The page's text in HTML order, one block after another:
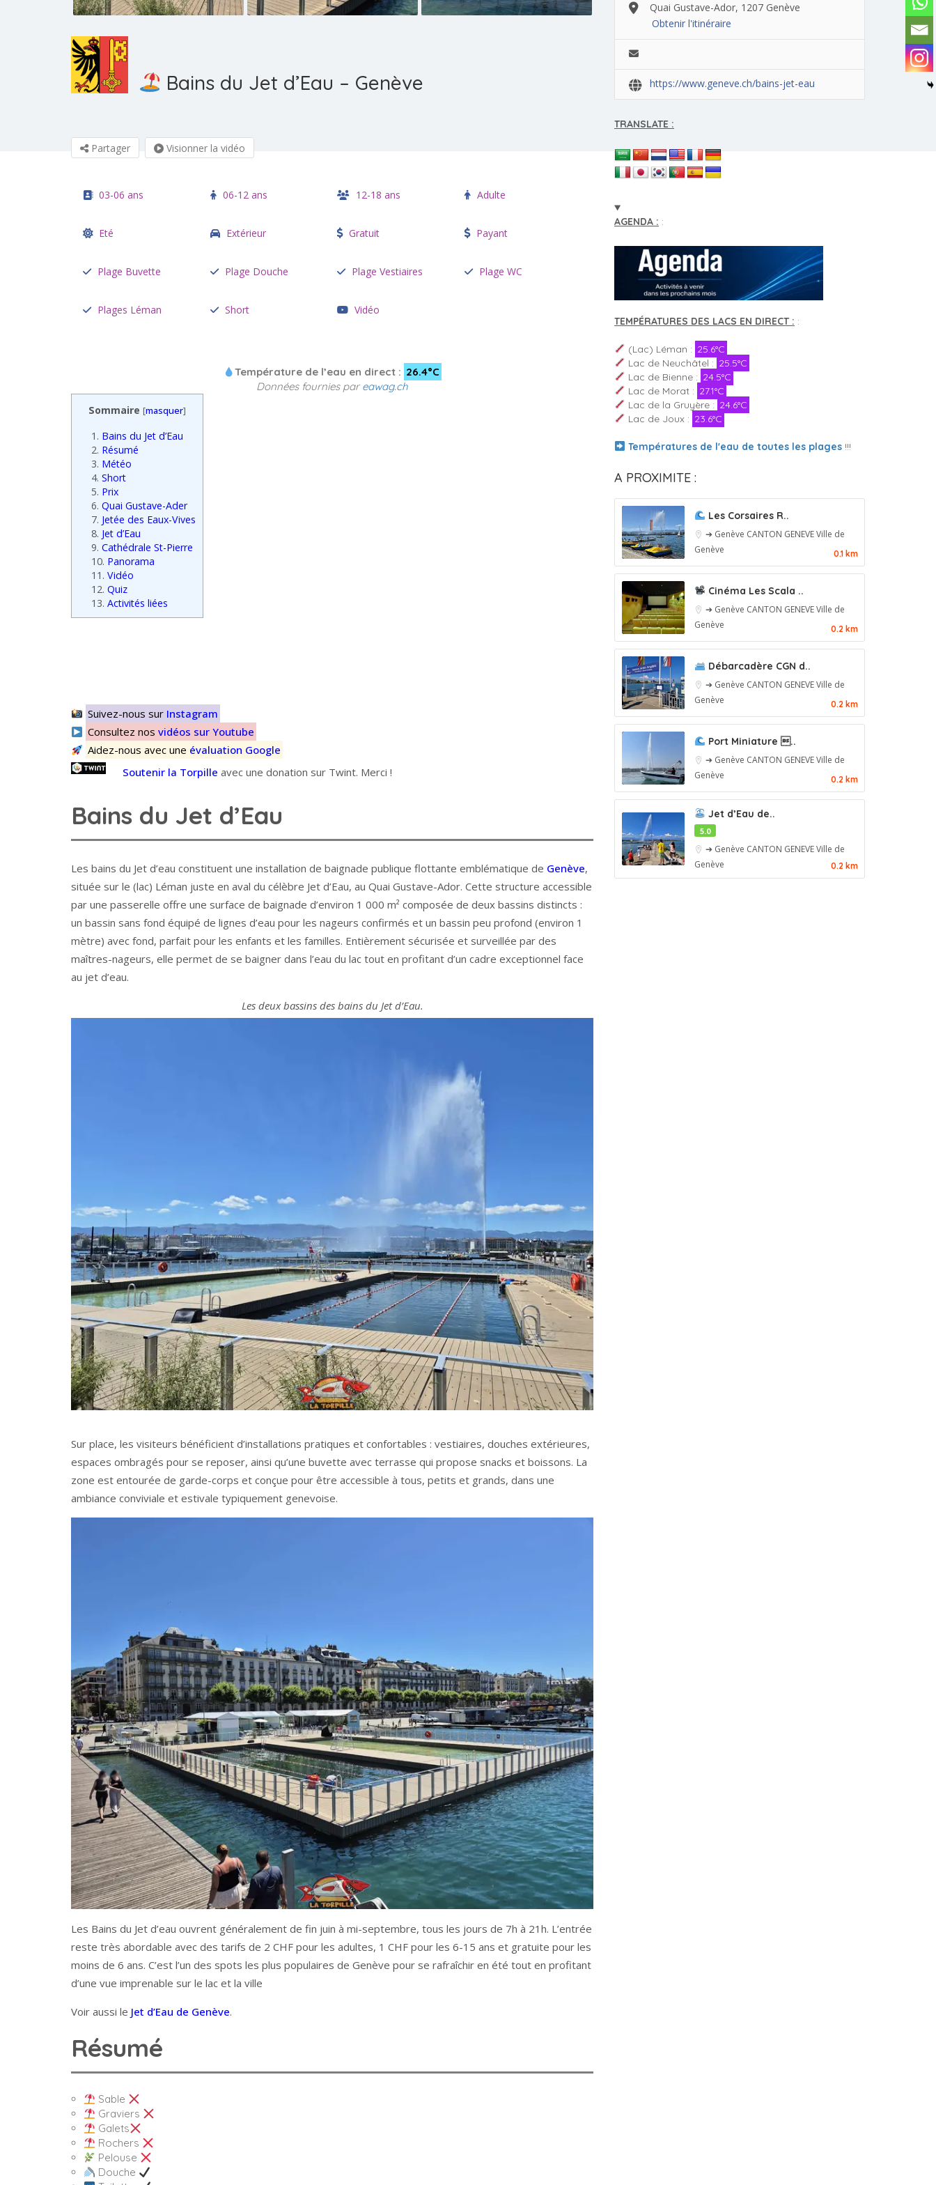
Bains du Jet d’Eau – Genève
Partager Visionner la vidéo
03-06 ans 06-12 ans 12-18 ans Adulte
Eté Extérieur Gratuit Payant
Plage Buvette Plage Douche Plage Vestiaires Plage WC
Plages Léman Short Vidéo
Température de l’eau en direct : 26.4°C
Données fournies pareawag.ch
Sommaire [masquer]
1. Bains du Jet d’Eau
2. Résumé
3. Météo
4. Short
5. Prix
6. Quai Gustave-Ader
7. Jetée des Eaux-Vives
8. Jet d’Eau
9. Cathédrale St-Pierre
10. Panorama
11. Vidéo
12. Quiz
13. Activités liées
Suivez-nous sur Instagram
Consultez nosvidéos sur Youtube
Aidez-nous avec une évaluation Google
Soutenir la Torpille avec une donation sur Twint. Merci !
Bains du Jet d’Eau
Les bains du Jet d’eau constituent une installation de baignade publique flottante emblématique de Genève,
située sur le (lac) Léman juste en aval du célèbre Jet d’Eau, au Quai Gustave-Ador. Cette structure accessible
par une passerelle offre une surface de baignade d’environ 1 000 m² composée de deux bassins distincts :
un bassin sans fond équipé de lignes d’eau pour les nageurs confirmés et un bassin peu profond (environ 1
mètre) avec fond, parfait pour les enfants et les familles. Entièrement sécurisée et surveillée par des
maîtres-nageurs, elle permet de se baigner dans l’eau du lac tout en profitant d’un cadre exceptionnel face
au jet d’eau.
Les deux bassins des bains du Jet d’Eau.
Sur place, les visiteurs bénéficient d’installations pratiques et confortables : vestiaires, douches extérieures,
espaces ombragés pour se reposer, ainsi qu’une buvette avec terrasse qui propose snacks et boissons. La
zone est entourée de garde-corps et conçue pour être accessible à tous, petits et grands, dans une
ambiance conviviale et estivale typiquement genevoise.
Les Bains du Jet d’eau ouvrent généralement de fin juin à mi-septembre, tous les jours de 7h à 21h. L’entrée
reste très abordable avec des tarifs de 2 CHF pour les adultes, 1 CHF pour les 6-15 ans et gratuite pour les
moins de 6 ans. C’est l’un des spots les plus populaires de Genève pour se rafraîchir en été tout en profitant
d’une vue imprenable sur le lac et la ville
Voir aussi le Jet d’Eau de Genève.
Résumé
Sable
Graviers
Galets
Rochers
Pelouse
Douche
Quai Gustave-Ador, 1207 Genève
Obtenir l'itinéraire
https://www.geneve.ch/bains-jet-eau
TRANSLATE :
AGENDA : :
TEMPÉRATURES DES LACS EN DIRECT : :
(Lac) Léman : 25.6°C
Lac de Neuchâtel : 25.5°C
Lac de Bienne : 24.5°C
Lac de Morat : 27.1°C
Lac de la Gruyère : 24.6°C
Lac de Joux : 23.6°C
Températures de l'eau de toutes les plages!!!
A PROXIMITE :
Les Corsaires R..
➔ Genève CANTON GENEVEVille de
Genève
0.1 km
Cinéma Les Scala ..
➔ Genève CANTON GENEVEVille de
Genève
0.2 km
Débarcadère CGN d..
➔ Genève CANTON GENEVEVille de
Genève
0.2 km
Port Miniature ..
➔ Genève CANTON GENEVEVille de
Genève
0.2 km
Jet d’Eau de..
5.0
➔ Genève CANTON GENEVEVille de
Genève
0.2 km